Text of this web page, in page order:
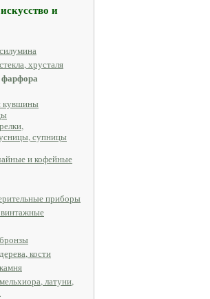
и
хрусталя
фарфора
кувшины
супницы
и кофейные
приборы
кости
латуни,